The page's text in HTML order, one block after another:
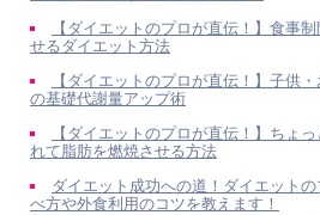
【ダイエットのプロが直伝！】食事
せるダイエット方法
【ダイエットのプロが直伝！】子供
の基礎代謝量アップ術
【ダイエットのプロが直伝！】ちょ
れて脂肪を燃焼させる方法
ダイエット成功への道！ダイエット
べ方や外食利用のコツを教えます！